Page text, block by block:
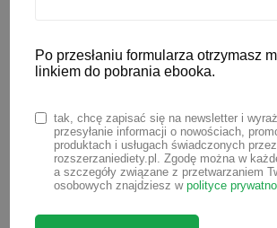
Jaki bidon dla niemowlaka?
dziecko zaczyna rozszerzać
się samodzielnego picia.
odpowiedniego bidonu ma
tylko dla wygody, ale także
prawidłowego rozwoju mowy i
Po przesłaniu formularza otrzymasz
linkiem do pobrania ebooka.
tak, chcę zapisać się na newsletter i
przesyłanie informacji o nowościach,
produktach i usługach świadczonych przez
rozszerzaniediety.pl. Zgodę można w
a szczegóły związane z przetwarzaniem
osobowych znajdziesz w polityce